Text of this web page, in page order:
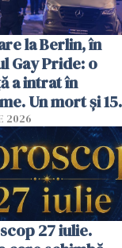
la Berlin, în
Gay Pride: o
a intrat în
Un mort și 15
2026
27 iulie.